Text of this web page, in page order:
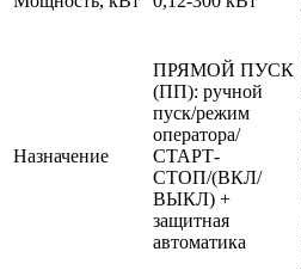
Назначение
ПРЯМОЙ ПУСК
(ПП): ручной
пуск/режим
оператора/
СТАРТ-
СТОП/(ВКЛ/
ВЫКЛ) +
защитная
автоматика